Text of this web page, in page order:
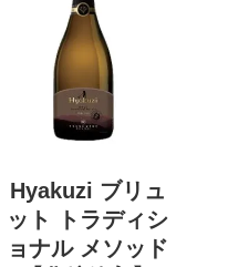
Hyakuzi ブリュ
ット トラディシ
ョナル メソッド